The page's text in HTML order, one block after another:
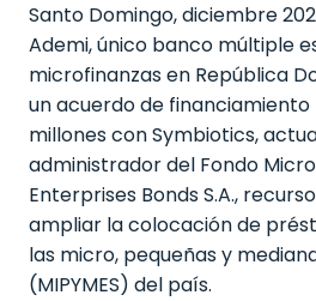
Santo Domingo, diciembre
Ademi, único banco múltiple
microfinanzas en República
un acuerdo de financiamiento
millones con Symbiotics,
administrador del Fondo
Enterprises Bonds S.A.,
ampliar la colocación de
las micro, pequeñas y
(MIPYMES) del país.